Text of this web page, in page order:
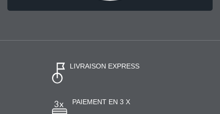
LIVRAISON EXPRESS
PAIEMENT EN 3 X